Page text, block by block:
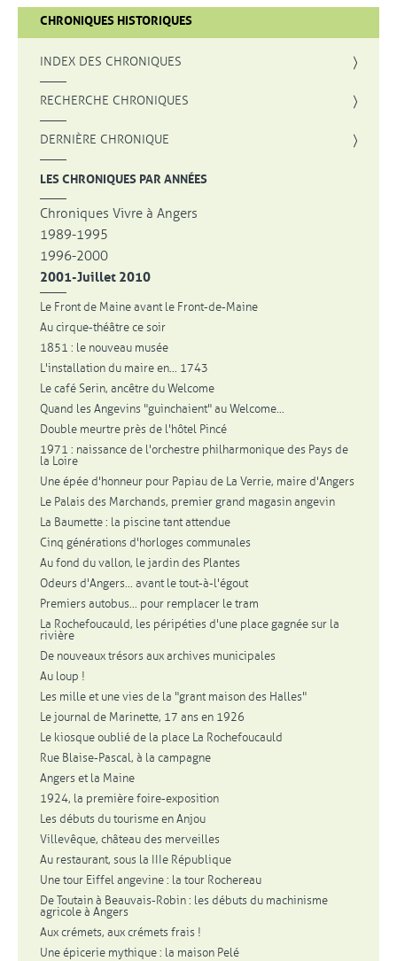
CHRONIQUES HISTORIQUES
INDEX DES CHRONIQUES
RECHERCHE CHRONIQUES , OUVRE UNE NOUVELLE FENÊTRE
DERNIÈRE CHRONIQUE
LES CHRONIQUES PAR ANNÉES
Chroniques Vivre à Angers
1989-1995
1996-2000
2001-Juillet 2010
Le Front de Maine avant le Front-de-Maine
Au cirque-théâtre ce soir
1851 : le nouveau musée
L'installation du maire en... 1743
Le café Serin, ancêtre du Welcome
Quand les Angevins "guinchaient" au Welcome...
Double meurtre près de l'hôtel Pincé
1971 : naissance de l'orchestre philharmonique des Pays de
la Loire
Une épée d'honneur pour Papiau de La Verrie, maire d'Angers
Le Palais des Marchands, premier grand magasin angevin
La Baumette : la piscine tant attendue
Cinq générations d'horloges communales
Au fond du vallon, le jardin des Plantes
Odeurs d'Angers... avant le tout-à-l'égout
Premiers autobus... pour remplacer le tram
La Rochefoucauld, les péripéties d'une place gagnée sur la
rivière
De nouveaux trésors aux archives municipales
Au loup !
Les mille et une vies de la "grant maison des Halles"
Le journal de Marinette, 17 ans en 1926
Le kiosque oublié de la place La Rochefoucauld
Rue Blaise-Pascal, à la campagne
Angers et la Maine
1924, la première foire-exposition
Les débuts du tourisme en Anjou
Villevêque, château des merveilles
Au restaurant, sous la IIIe République
Une tour Eiffel angevine : la tour Rochereau
De Toutain à Beauvais-Robin : les débuts du machinisme
agricole à Angers
Aux crémets, aux crémets frais !
Une épicerie mythique : la maison Pelé